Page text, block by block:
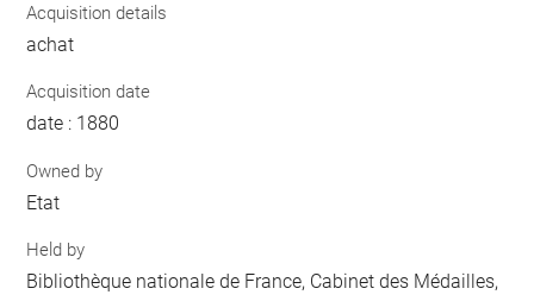
Acquisition details
achat
Acquisition date
date : 1880
Owned by
Etat
Held by
Bibliothèque nationale de France, Cabinet des Médailles,